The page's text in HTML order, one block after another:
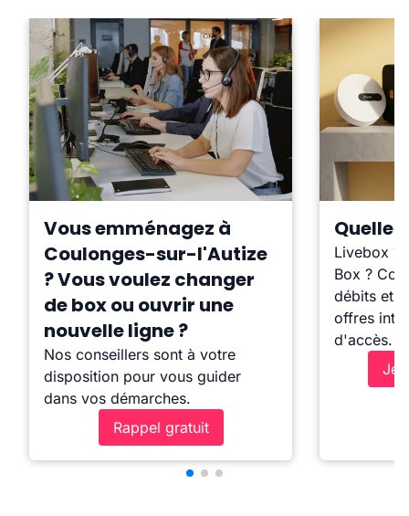
Vous emménagez à
Coulonges-sur-l'Autize
? Vous voulez changer
de box ou ouvrir une
nouvelle ligne ?
Nos conseillers sont à votre
disposition pour vous guider
dans vos démarches.
Rappel gratuit
Quelle
Livebox ?
Box ?
débits et
offres
d'accès.
Je